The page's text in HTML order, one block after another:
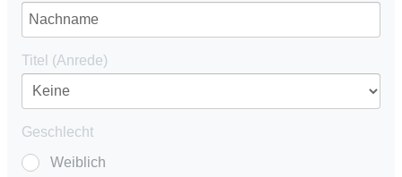
Titel (Anrede)
Geschlecht
Weiblich